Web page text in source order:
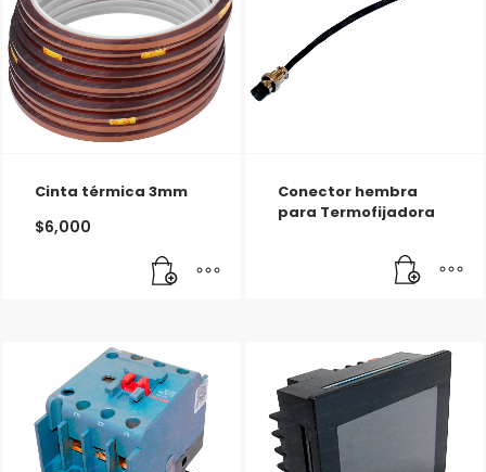
Cinta térmica 3mm
$6,000
Conector hembra
para Termofijadora